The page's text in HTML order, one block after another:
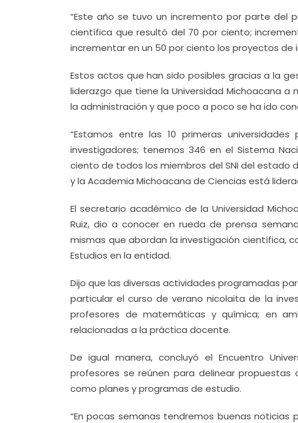
“Este año se tuvo un incremento por parte del
científica que resultó del 70 por ciento;
incrementar en un 50 por ciento los proyectos de
Estos actos que han sido posibles gracias a la
liderazgo que tiene la Universidad Michoacana
la administración y que poco a poco se ha ido
“Estamos entre las 10 primeras
investigadores; tenemos 346 en el Sistema
ciento de todos los miembros del SNI del estado
y la Academia Michoacana de Ciencias está
El secretario académico de la Universidad
Ruiz, dio a conocer en rueda de prensa
mismas que abordan la investigación científica,
Estudios en la entidad.
Dijo que las diversas actividades programadas
particular el curso de verano nicolaita de la
profesores de matemáticas y química; en
relacionadas a la práctica docente.
De igual manera, concluyó el Encuentro
profesores se reúnen para delinear
como planes y programas de estudio.
“En pocas semanas tendremos buenas